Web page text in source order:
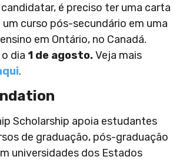
candidatar, é preciso ter uma carta
curso pós-secundário em uma
em Ontário, no Canadá.
dia 1 de agosto.Veja mais
.
Scholarship apoia estudantes
de graduação, pós-graduação
universidades dos Estados